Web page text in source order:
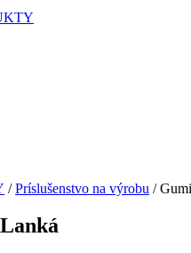
/Príslušenstvo na výrobu /